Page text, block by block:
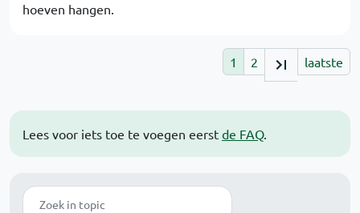
Lees voor iets toe te voegen eerst de FAQ.
Zoek
hoeven hangen.
1 2 laatste